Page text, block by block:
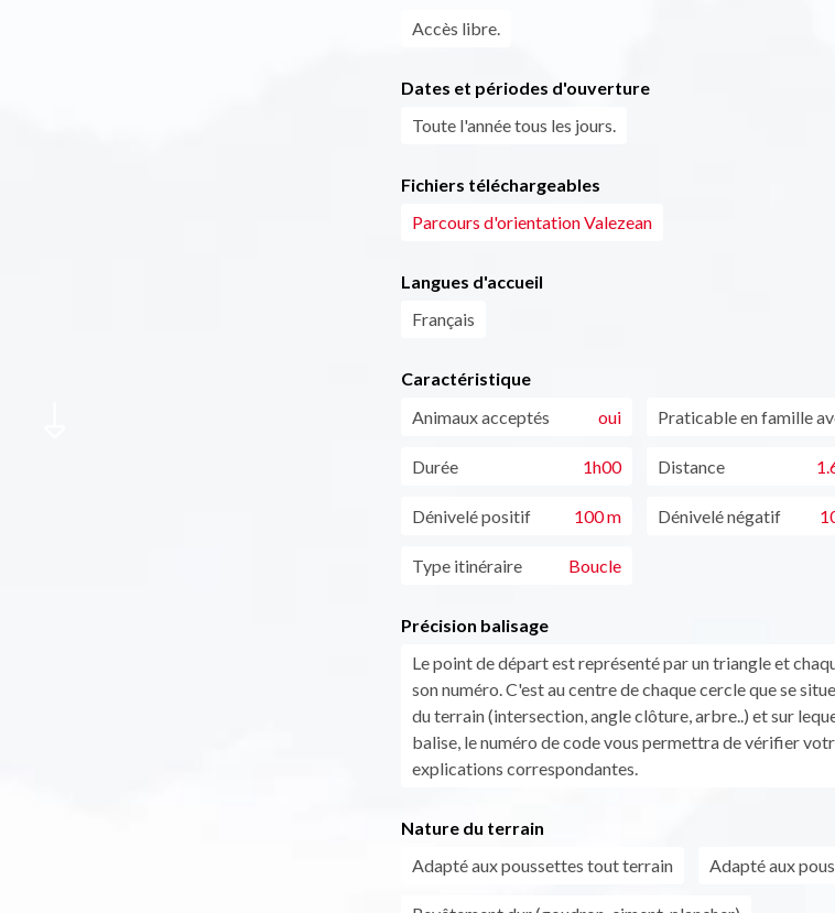
Accès libre.
Dates et périodes d'ouverture
Toute l'année tous les jours.
Fichiers téléchargeables
Parcours d'orientation Valezean
Langues d'accueil
Français
Caractéristique
Animaux acceptés
oui Praticable en famille
Durée 1h00 Distance
Dénivelé positif 100 m Dénivelé négatif
Type itinéraire Boucle
Précision balisage
Le point de départ est représenté par un triangle et
son numéro. C'est au centre de chaque cercle que se
du terrain (intersection, angle clôture, arbre..) et sur
balise, le numéro de code vous permettra de vérifier
explications correspondantes.
Nature du terrain
Adapté aux poussettes tout terrain
Adapté aux